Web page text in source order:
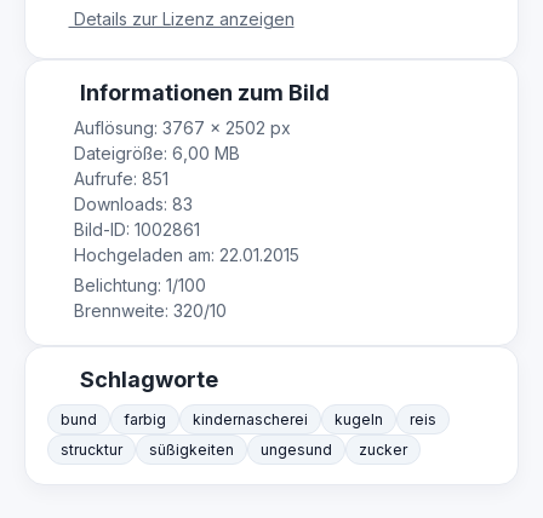
Details zur Lizenz anzeigen
Informationen zum Bild
Auflösung: 3767 × 2502 px
Dateigröße: 6,00 MB
Aufrufe: 851
Downloads: 83
Bild-ID: 1002861
Hochgeladen am: 22.01.2015
Belichtung: 1/100
Brennweite: 320/10
Schlagworte
bund farbig kindernascherei kugeln
reis
strucktur
süßigkeiten ungesund zucker